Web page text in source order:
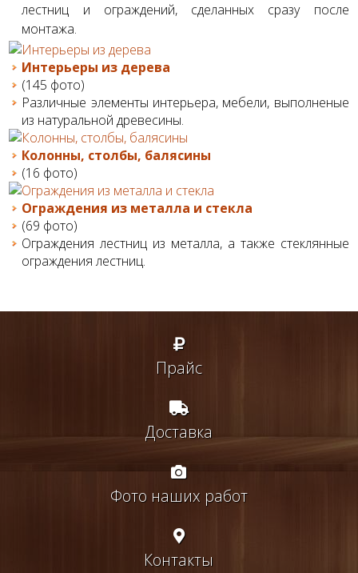
лестниц и ограждений, сделанных сразу после
монтажа.
Интерьеры из дерева
(145 фото)
Различные элементы интерьера, мебели, выполненые
из натуральной древесины.
Колонны, столбы, балясины
(16 фото)
Ограждения из металла и стекла
(69 фото)
Ограждения лестниц из металла, а также стеклянные
ограждения лестниц.
Прайс
Доставка
Фото наших работ
Контакты